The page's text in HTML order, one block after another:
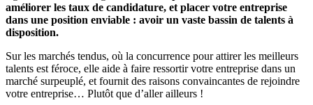
améliorer les taux de candidature, et placer votre entreprise
dans une position enviable : avoir un vaste bassin de talents à
disposition.
Sur les marchés tendus, où la concurrence pour attirer les meilleurs
talents est féroce, elle aide à faire ressortir votre entreprise dans un
marché surpeuplé, et fournit des raisons convaincantes de rejoindre
votre entreprise… Plutôt que d’aller ailleurs !